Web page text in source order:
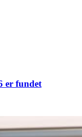
er fundet